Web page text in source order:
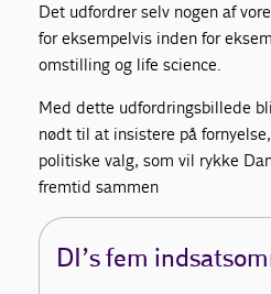
Det udfordrer selv nogen af
for eksempelvis inden for
omstilling og life science.
Med dette udfordringsbillede
nødt til at insistere på
politiske valg, som vil rykke
fremtid sammen
DI’s fem